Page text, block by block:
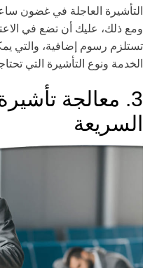
التأشيرة العاجلة في غضون
ومع ذلك، عليك أن تضع في
تستلزم رسوم إضافية، والتي
الخدمة ونوع التأشيرة التي
3. معالجة
السريعة